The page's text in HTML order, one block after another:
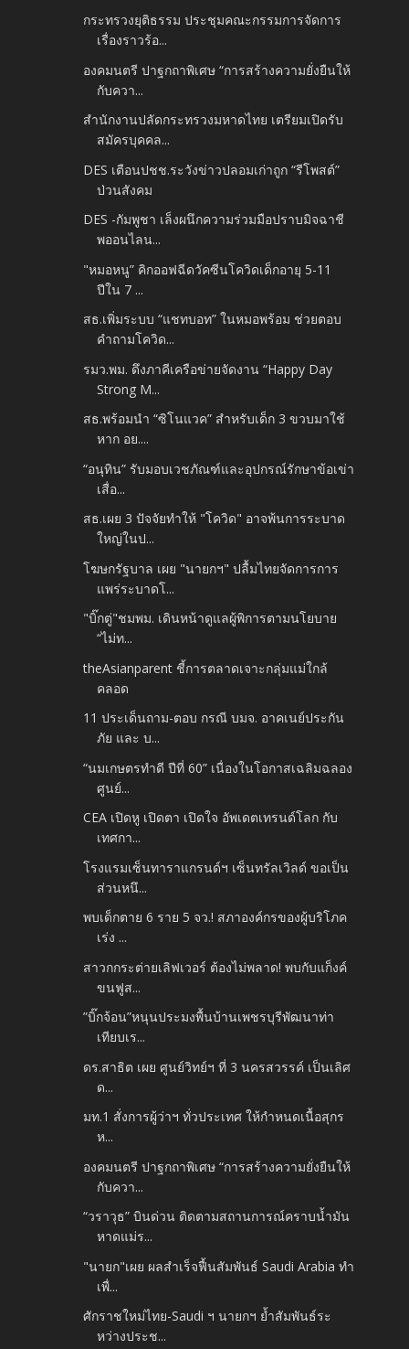
กระทรวงยุติธรรม ประชุมคณะกรรมการจัดการ
เรื่องราวร้อ...
องคมนตรี ปาฐกถาพิเศษ “การสร้างความยั่งยืนให้
กับควา...
สำนักงานปลัดกระทรวงมหาดไทย เตรียมเปิดรับ
สมัครบุคคล...
DES เตือนปชช.ระวังข่าวปลอมเก่าถูก “รีโพสต์”
ป่วนสังคม
DES -กัมพูชา เล็งผนึกความร่วมมือปราบมิจฉาชี
พออนไลน...
"หมอหนู” คิกออฟฉีดวัคซีนโควิดเด็กอายุ 5-11
ปีใน 7 ...
สธ.เพิ่มระบบ “แชทบอท” ในหมอพร้อม ช่วยตอบ
คำถามโควิด...
รมว.พม. ดึงภาคีเครือข่ายจัดงาน “Happy Day
Strong M...
สธ.พร้อมนำ “ซิโนแวค” สำหรับเด็ก 3 ขวบมาใช้
หาก อย....
“อนุทิน” รับมอบเวชภัณฑ์และอุปกรณ์รักษาข้อเข่า
เสื่อ...
สธ.เผย 3 ปัจจัยทำให้ "โควิด" อาจพ้นการระบาด
ใหญ่ในป...
โฆษกรัฐบาล เผย "นายกฯ" ปลื้มไทยจัดการการ
แพร่ระบาดโ...
"บิ๊กตู่"ชมพม. เดินหน้าดูแลผู้พิการตามนโยบาย
“ไม่ท...
theAsianparent ชี้การตลาดเจาะกลุ่มแม่ใกล้
คลอด
11 ประเด็นถาม-ตอบ กรณี บมจ. อาคเนย์ประกัน
ภัย และ บ...
“นมเกษตรทำดี ปีที่ 60” เนื่องในโอกาสเฉลิมฉลอง
ศูนย์...
CEA เปิดหู เปิดตา เปิดใจ อัพเดตเทรนด์โลก กับ
เทศกา...
โรงแรมเซ็นทาราแกรนด์ฯ เซ็นทรัลเวิลด์ ขอเป็น
ส่วนหนึ...
พบเด็กตาย 6 ราย 5 จว.! สภาองค์กรของผู้บริโภค
เร่ง ...
สาวกกระต่ายเลิฟเวอร์ ต้องไม่พลาด! พบกับแก็งค์
ขนฟูส...
”บิ๊กจ้อน”หนุนประมงพื้นบ้านเพชรบุรีพัฒนาท่า
เทียบเร...
ดร.สาธิต เผย ศูนย์วิทย์ฯ ที่ 3 นครสวรรค์ เป็นเลิศ
ด...
มท.1 สั่งการผู้ว่าฯ ทั่วประเทศ ให้กำหนดเนื้อสุกร
ห...
องคมนตรี ปาฐกถาพิเศษ “การสร้างความยั่งยืนให้
กับควา...
“วราวุธ” บินด่วน ติดตามสถานการณ์คราบน้ำมัน
หาดแม่ร...
"นายก"เผย ผลสำเร็จฟื้นสัมพันธ์ Saudi Arabia ทำ
เพื่...
ศักราชใหม่ไทย-Saudi ฯ นายกฯ ย้ำสัมพันธ์ระ
หว่างประช...